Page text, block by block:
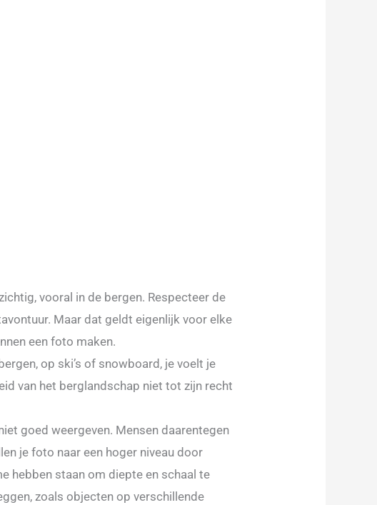
vooral in de bergen. Respecteer de
Maar dat geldt eigenlijk voor elke
een foto maken.
op ski’s of snowboard, je voelt je
van het berglandschap niet tot zijn recht
goed weergeven. Mensen daarentegen
je foto naar een hoger niveau door
hebben staan om diepte en schaal te
zoals objecten op verschillende